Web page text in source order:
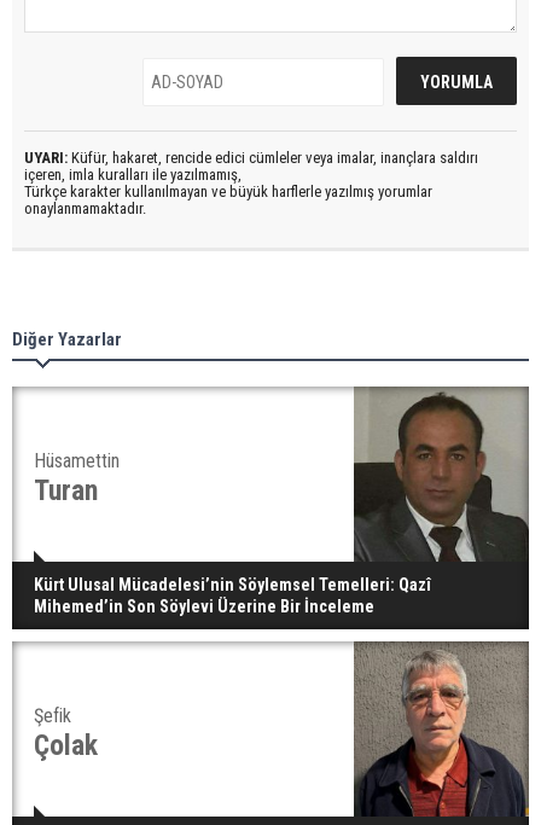
UYARI: Küfür, hakaret, rencide edici cümleler veya imalar, inançlara saldırı
içeren, imla kuralları ile yazılmamış,
Türkçe karakter kullanılmayan ve büyük harflerle yazılmış yorumlar
onaylanmamaktadır.
Diğer Yazarlar
Hüsamettin
Turan
Kürt Ulusal Mücadelesi’nin Söylemsel Temelleri: Qazî
Mihemed’in Son Söylevi Üzerine Bir İnceleme
Şefik
Çolak